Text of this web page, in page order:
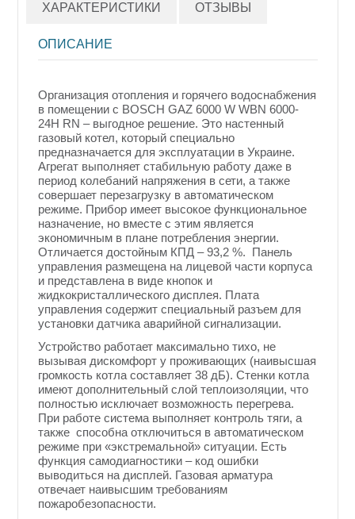
ХАРАКТЕРИСТИКИ ОТЗЫВЫ
ОПИСАНИЕ
Организация отопления и горячего водоснабжения
в помещении с BOSCH GAZ 6000 W WBN 6000-
24H RN – выгодное решение. Это настенный
газовый котел, который специально
предназначается для эксплуатации в Украине.
Агрегат выполняет стабильную работу даже в
период колебаний напряжения в сети, а также
совершает перезагрузку в автоматическом
режиме. Прибор имеет высокое функциональное
назначение, но вместе с этим является
экономичным в плане потребления энергии.
Отличается достойным КПД – 93,2 %. Панель
управления размещена на лицевой части корпуса
и представлена в виде кнопок и
жидкокристаллического дисплея. Плата
управления содержит специальный разъем для
установки датчика аварийной сигнализации.
Устройство работает максимально тихо, не
вызывая дискомфорт у проживающих (наивысшая
громкость котла составляет 38 дБ). Стенки котла
имеют дополнительный слой теплоизоляции, что
полностью исключает возможность перегрева.
При работе система выполняет контроль тяги, а
также способна отключиться в автоматическом
режиме при «экстремальной» ситуации. Есть
функция самодиагностики – код ошибки
выводиться на дисплей. Газовая арматура
отвечает наивысшим требованиям
пожаробезопасности.